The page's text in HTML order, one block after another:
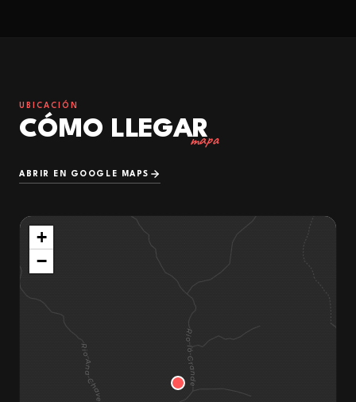
UBICACIÓN
CÓMO LLEGAR
mapa
ABRIR EN GOOGLE MAPS
+
−